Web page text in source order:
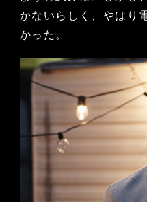
かないらしく、やはり
かった。